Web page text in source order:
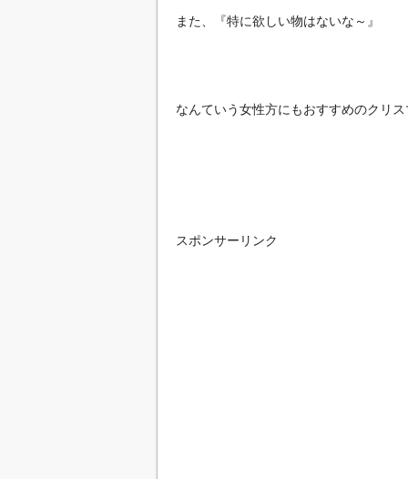
また、『特に欲しい物はないな～』
なんていう女性方にもおすすめのクリ
スポンサーリンク